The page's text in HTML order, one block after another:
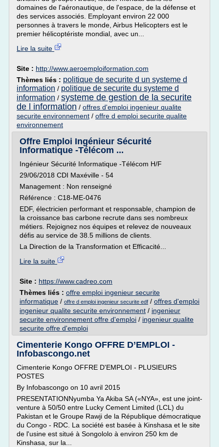
domaines de l'aéronautique, de l'espace, de la défense et
des services associés. Employant environ 22 000
personnes à travers le monde, Airbus Helicopters est le
premier hélicoptériste mondial, avec un...
Lire la suite
Site : http://www.aeroemploiformation.com
Thèmes liés : politique de securite d un systeme d
information / politique de securite du systeme d
information / systeme de gestion de la securite
de l information / offres d'emploi ingenieur qualite
securite environnement / offre d emploi securite qualite
environnement
Offre Emploi Ingénieur Sécurité
Informatique -Télécom ...
Ingénieur Sécurité Informatique -Télécom H/F
29/06/2018 CDI Maxéville - 54
Management : Non renseigné
Référence : C18-ME-0476
EDF, électricien performant et responsable, champion de
la croissance bas carbone recrute dans ses nombreux
métiers. Rejoignez nos équipes et relevez de nouveaux
défis au service de 38.5 millions de clients.
La Direction de la Transformation et Efficacité...
Lire la suite
Site : https://www.cadreo.com
Thèmes liés : offre emploi ingenieur securite
informatique / offre d emploi ingenieur securite edf / offres d'emploi
ingenieur qualite securite environnement / ingenieur
securite environnement offre d'emploi / ingenieur qualite
securite offre d'emploi
Cimenterie Kongo OFFRE D’EMPLOI -
Infobascongo.net
Cimenterie Kongo OFFRE D'EMPLOI - PLUSIEURS
POSTES
By Infobascongo on 10 avril 2015
PRESENTATIONNyumba Ya Akiba SA («NYA», est une joint-
venture à 50/50 entre Lucky Cement Limited (LCL) du
Pakistan et le Groupe Rawji de la République démocratique
du Congo - RDC. La société est basée à Kinshasa et le site
de l'usine est situé à Songololo à environ 250 km de
Kinshasa, sur la...